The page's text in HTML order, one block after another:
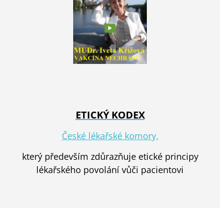
ETICKÝ KODEX
České lékařské komory,
který především zdůrazňuje etické principy
lékařského povolání vůči pacientovi